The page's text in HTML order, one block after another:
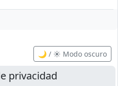
🌙 / ☀️ Modo oscuro
privacidad